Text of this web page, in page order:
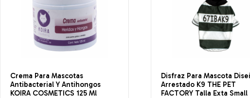
Crema Para Mascotas
Antibacterial Y Antihongos
KOIRA COSMETICS 125 Ml
Disfraz Para Mascota
Arrestado K9 THE PET
FACTORY Talla Exta Small